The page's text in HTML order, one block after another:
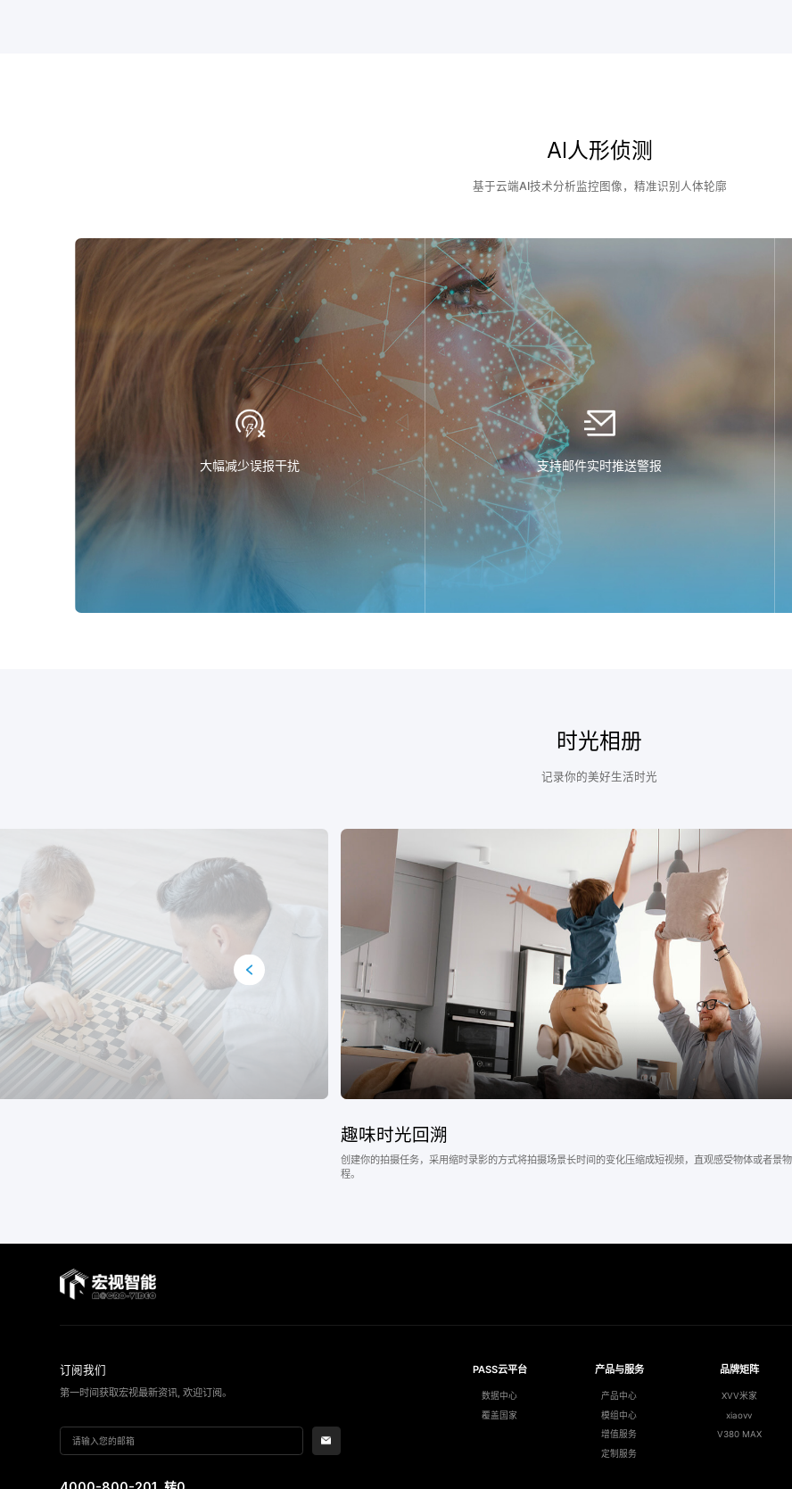
AI人形侦测
基于云端AI技术分析监控图像，精准识别人体轮廓
大幅减少误报干扰 支持邮件实时推送警报
时光相册
记录你的美好生活时光
趣味时光回溯
创建你的拍摄任务，采用缩时录影的方式将拍摄场景长时间的变化压缩成短视频，直观感受物体或者景
程。
订阅我们
第一时间获取宏视最新资讯, 欢迎订阅。
PASS云平台
数据中心
覆盖国家
产品与服务
产品中心
模组中心
增值服务
定制服务
品牌矩阵
XVV米家
xiaovv
V380 MAX